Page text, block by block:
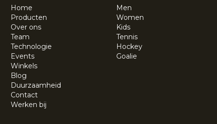
Home
Producten
Over ons
Team
Technologie
Events
Winkels
Blog
Duurzaamheid
Contact
Werken bij
Men
Women
Kids
Tennis
Hockey
Goalie